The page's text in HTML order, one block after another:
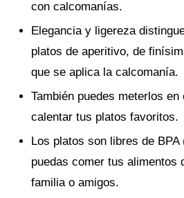
con calcomanías.
Elegancia y ligereza
platos de aperitivo, de
que se aplica la calcomanía.
También puedes meterlos
calentar tus platos favoritos.
Los platos son libres de
puedas comer tus alimentos
familia o amigos.